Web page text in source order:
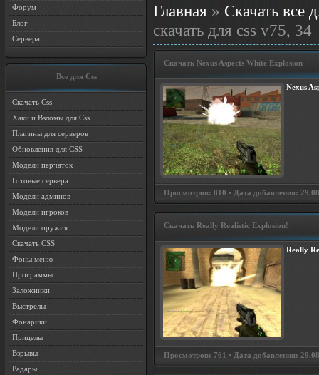
Форум
Блог
Сервера
Все для Css
Скачать Css
Хаки и Взломы для Css
Плагины для серверов
Обновления для CSS
Модели перчаток
Готовые сервера
Модели админов
Модели игроков
Модели оружия
Скачать CSS
Фоны меню
Программы
Заложники
Выстрелы
Фонарики
Прицелы
Взрывы
Радары
Главная » Скачать все
скачать для css v75, 34
Скачать Nexus Aspects White Explosion
Nexus
Просмотров: 810 • Дата добавления:
Скачать Really Realistic Explosion!
Really
Просмотров: 761 • Дата добавления: